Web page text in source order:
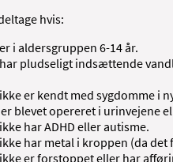
hvis:
i aldersgruppen 6-14 år.
pludseligt indsættende
er kendt med sygdomme i
blevet opereret i urinvejene
har ADHD eller autisme.
har metal i kroppen (da det
er forstoppet eller har